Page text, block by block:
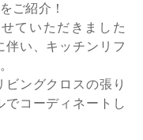
ご紹介！
ていただきました
伴い、キッチンリフ
ングクロスの張り
でコーディネートし